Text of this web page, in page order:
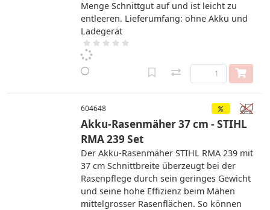
Menge Schnittgut auf und ist leicht zu
entleeren. Lieferumfang: ohne Akku und
Ladegerät
604648
Akku-Rasenmäher 37 cm - STIHL
RMA 239 Set
Der Akku-Rasenmäher STIHL RMA 239 mit
37 cm Schnittbreite überzeugt bei der
Rasenpflege durch sein geringes Gewicht
und seine hohe Effizienz beim Mähen
mittelgrosser Rasenflächen. So können